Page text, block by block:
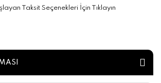
Taksit Seçenekleri İçin Tıklayın